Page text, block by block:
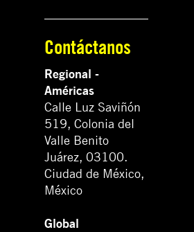
Contáctanos
Regional -
Américas
Calle Luz Saviñón
519, Colonia del
Valle Benito
Juárez, 03100.
Ciudad de México,
México
Global